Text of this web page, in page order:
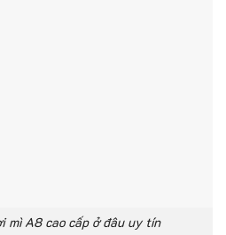
mì A8 cao cấp ở đâu uy tín